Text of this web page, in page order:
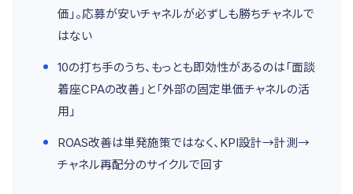
価」。応募が安いチャネルが必ずしも勝ちチャネルで
はない
10の打ち手のうち、もっとも即効性があるのは「面談
着座CPAの改善」と「外部の固定単価チャネルの活
用」
ROAS改善は単発施策ではなく、KPI設計→計測→
チャネル再配分のサイクルで回す